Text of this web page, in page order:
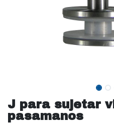
J para sujetar
pasamanos